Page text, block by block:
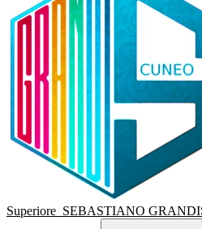
Superiore SEBASTIANO